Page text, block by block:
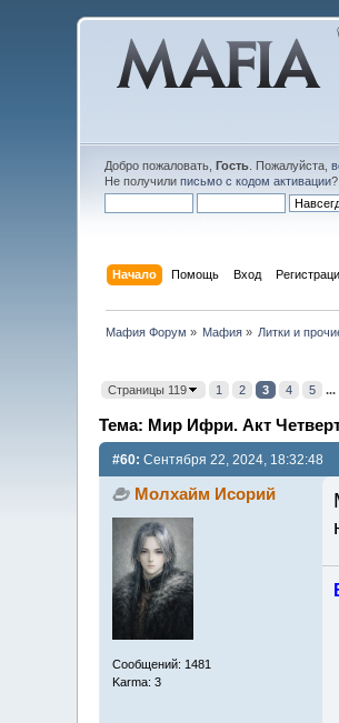
Добро пожаловать, Гость. Пожалуйста,
Не получили письмо с кодом активации?
Начало Помощь Вход
Мафия Форум » Мафия » Литки и
Страницы 119 1 2 3 4 5 ...
Тема: Мир Ифри. Акт
#60: Сентября 22, 2024, 18:32:48
Молхайм Исорий
Сообщений: 1481
Karma: 3